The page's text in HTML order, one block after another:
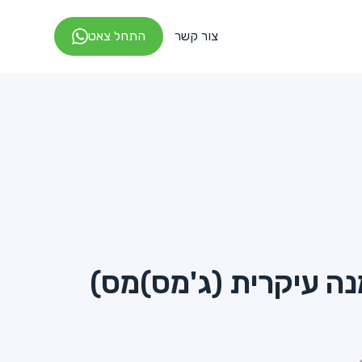
צור קשר התחל צאט
עיקרית (ג'מס)מס)